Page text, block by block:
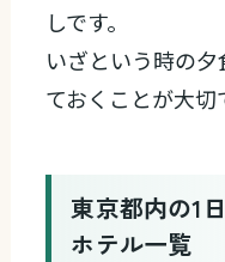
しです。
いざという時の
ておくことが大切
東京都内の1
ホテル一覧